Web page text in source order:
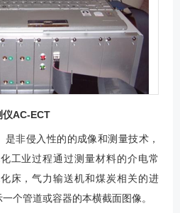
仪AC-ECT
是非侵入性的的成像和测量技术，
工业过程通过测量材料的介电常
床，气力输送机和煤炭相关的进
个管道或容器的本横截面图像。